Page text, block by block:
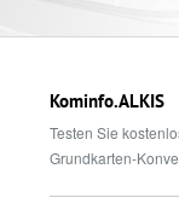
Kominfo.ALKIS
Testen Sie
Grundkarten-